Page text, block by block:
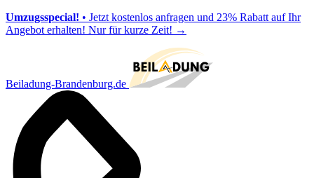
Umzugsspecial! • Jetzt kostenlos anfragen und 23% Rabatt auf Ihr
Angebot erhalten! Nur für kurze Zeit! →
Beiladung-Brandenburg.de